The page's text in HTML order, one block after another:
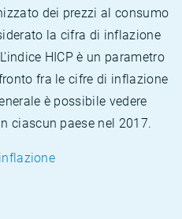
dei prezzi al consumo
la cifra di inflazione
HICP è un parametro
fra le cifre di inflazione
è possibile vedere
ciascun paese nel 2017.